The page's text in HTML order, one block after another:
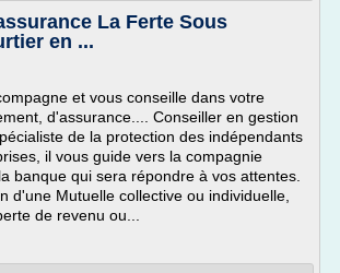
La Ferte Sous
en ...
et vous conseille dans votre
d'assurance.... Conseiller en gestion
de la protection des indépendants
il vous guide vers la compagnie
banque qui sera répondre à vos attentes.
d'une Mutuelle collective ou individuelle,
de revenu ou...